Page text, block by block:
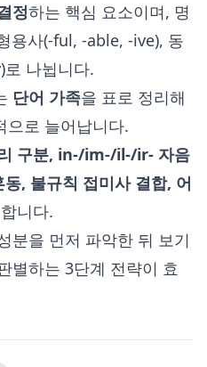
정하는 핵심 요소이며, 명
용사(-ful, -able, -ive), 동
나뉩니다.
단어 가족을 표로 정리해
으로 늘어납니다.
구분, in-/im-/il-/ir- 자음
, 불규칙 접미사 결합, 어
니다.
분을 먼저 파악한 뒤 보기
별하는 3단계 전략이 효